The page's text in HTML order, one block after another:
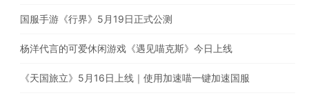
国服手游《行界》5月19日正式公测
杨洋代言的可爱休闲游戏《遇见喵克斯》今日上线
《天国旅立》5月16日上线｜使用加速喵一键加速国服